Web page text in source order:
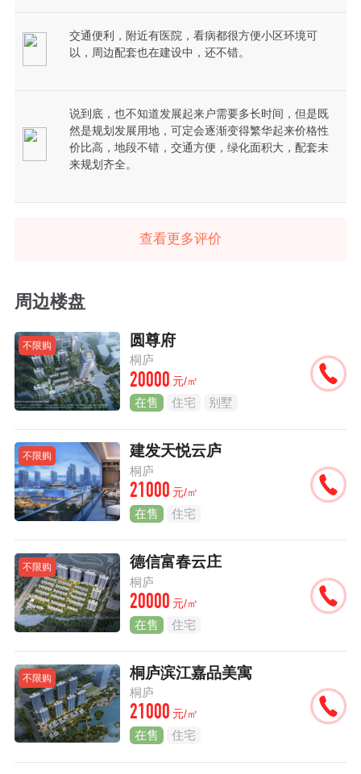
交通便利，附近有医院，看病都很方便小区环境可
以，周边配套也在建设中，还不错。
说到底，也不知道发展起来户需要多长时间，但是既
然是规划发展用地，可定会逐渐变得繁华起来价格性
价比高，地段不错，交通方便，绿化面积大，配套未
来规划齐全。
查看更多评价
周边楼盘
不限购 圆尊府
桐庐
20000 元/㎡
在售 住宅 别墅
不限购 建发天悦云庐
桐庐
21000 元/㎡
在售 住宅
不限购 德信富春云庄
桐庐
20000 元/㎡
在售 住宅
不限购 桐庐滨江嘉品美寓
桐庐
21000 元/㎡
在售 住宅